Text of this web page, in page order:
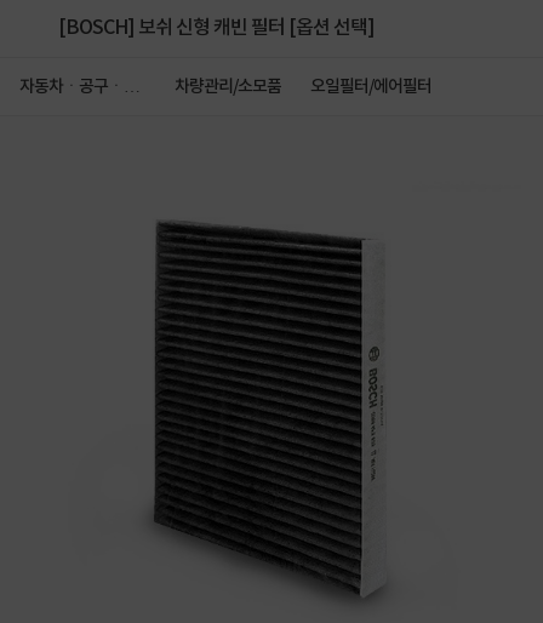
[BOSCH] 보쉬 신형 캐빈 필터 [옵션 선택]
자동차ㆍ공구ㆍ안
차량관리/소모품 오일필터/에어필터